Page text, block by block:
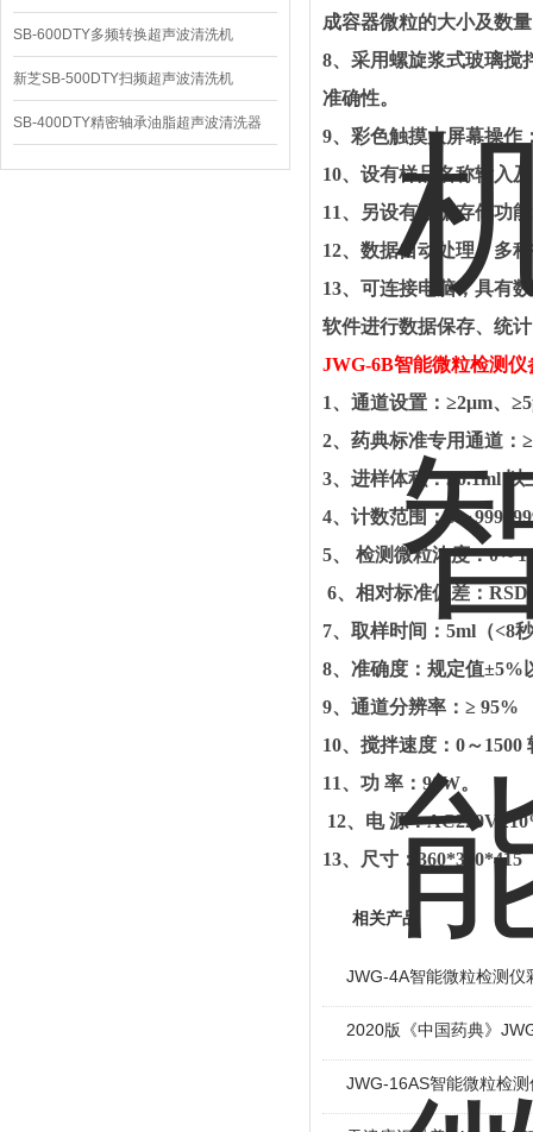
SB-600DTY多频转换超声波清洗机
新芝SB-500DTY扫频超声波清洗机
SB-400DTY精密轴承油脂超声波清洗器
成容器微粒的大小及数
8、采用螺旋浆式玻璃搅
准确性。
9、彩色触摸大屏幕操作
10、设有样品名称输入
11、另设有数据存储功
12、数据自动处理、多
13、可连接电脑，具有
软件进行数据保存、统
JWG-6B智能微粒检测仪
1、通道设置：≥2μm、≥5
2、药典标准专用通道：≥
3、进样体积：≥ 0.1ml以
4、计数范围： 0～
5、 检测微粒浓度：0～
6、相对标准偏差： RSD
7、取样时间： 5ml （<8
8、准确度：规定值±5%
9、通道分辨率：≥ 95%
10、搅拌速度： 0～1500
11、功 率： 90W。
12、电 源：AC220V ±
13、尺寸： 360*330*415
相关产品
JWG-4A智能微粒检测仪
2020版《中国药典》
JWG-16AS智能微粒检测